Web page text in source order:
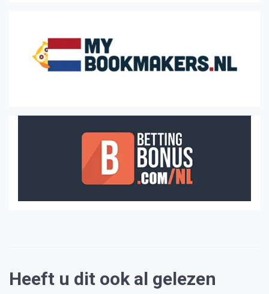
Heeft u dit ook al gelezen